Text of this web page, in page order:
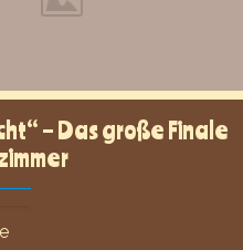
– Das große Finale